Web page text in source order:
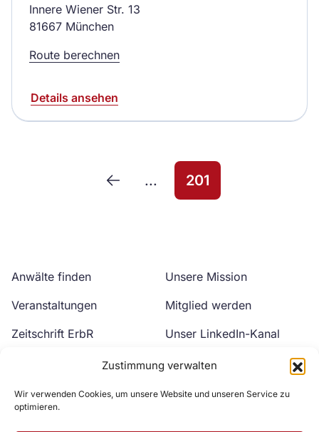
Zustimmung verwalten
Wir verwenden Cookies, um unsere Website und unseren Service zu
optimieren.
Innere Wiener Str. 13
81667 München
Route berechnen
Details ansehen
... 201
Anwälte finden
Veranstaltungen
Zeitschrift ErbR
Unsere Mission
Mitglied werden
Unser LinkedIn-Kanal
Unser YouTube-Kanal